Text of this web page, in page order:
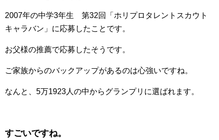
2007年の中学3年生 第32回「ホリプロタレントスカウト
キャラバン」に応募したことです。
お父様の推薦で応募したそうです。
ご家族からのバックアップがあるのは心強いですね。
なんと、5万1923人の中からグランプリに選ばれます。
すごいですね。